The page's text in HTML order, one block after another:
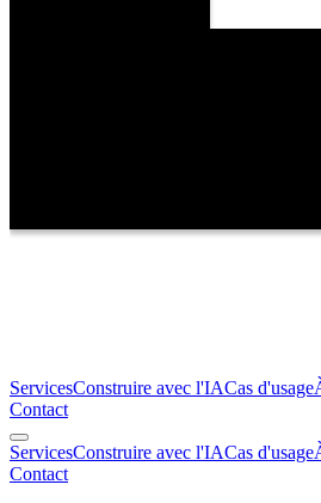
ServicesConstruire avec l'IACas d'usage
Contact
ServicesConstruire avec l'IACas d'usage
Contact